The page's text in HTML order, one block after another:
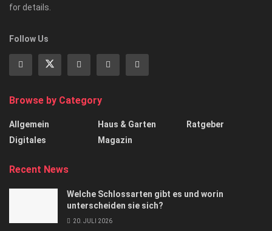
for details.
Follow Us
Browse by Category
Allgemein
Digitales
Haus & Garten
Magazin
Ratgeber
Recent News
Welche Schlossarten gibt es und worin
unterscheiden sie sich?
20. JULI 2026